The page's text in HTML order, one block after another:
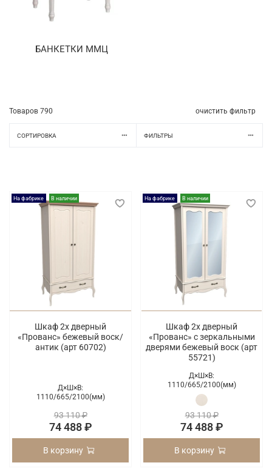
БАНКЕТКИ ММЦ
Товаров 790 очистить фильтр
СОРТИРОВКА ФИЛЬТРЫ
На фабрике В наличии
Шкаф 2х дверный
«Прованс» бежевый воск/
антик (арт 60702)
Д×Ш×В:
1110/665/2100(мм)
93 110 ₽
74 488 ₽
В корзину
На фабрике В наличии
Шкаф 2х дверный
«Прованс» с зеркальными
дверями бежевый воск (арт
55721)
Д×Ш×В:
1110/665/2100(мм)
93 110 ₽
74 488 ₽
В корзину